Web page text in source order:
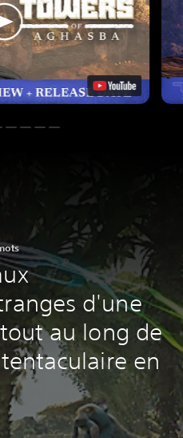
d'une
au long de
en